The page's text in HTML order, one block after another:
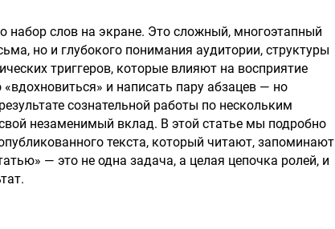
набор слов на экране. Это сложный, многоэтапный
но и глубокого понимания аудитории, структуры
триггеров, которые влияют на восприятие
и написать пару абзацев — но
сознательной работы по нескольким
незаменимый вклад. В этой статье мы подробно
текста, который читают, запоминают
— это не одна задача, а целая цепочка ролей, и